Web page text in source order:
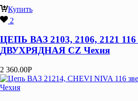
Купить
2
ЦЕПЬ ВАЗ 2103, 2106, 2121
ДВУХРЯДНАЯ CZ Чехия
2 360.00Р